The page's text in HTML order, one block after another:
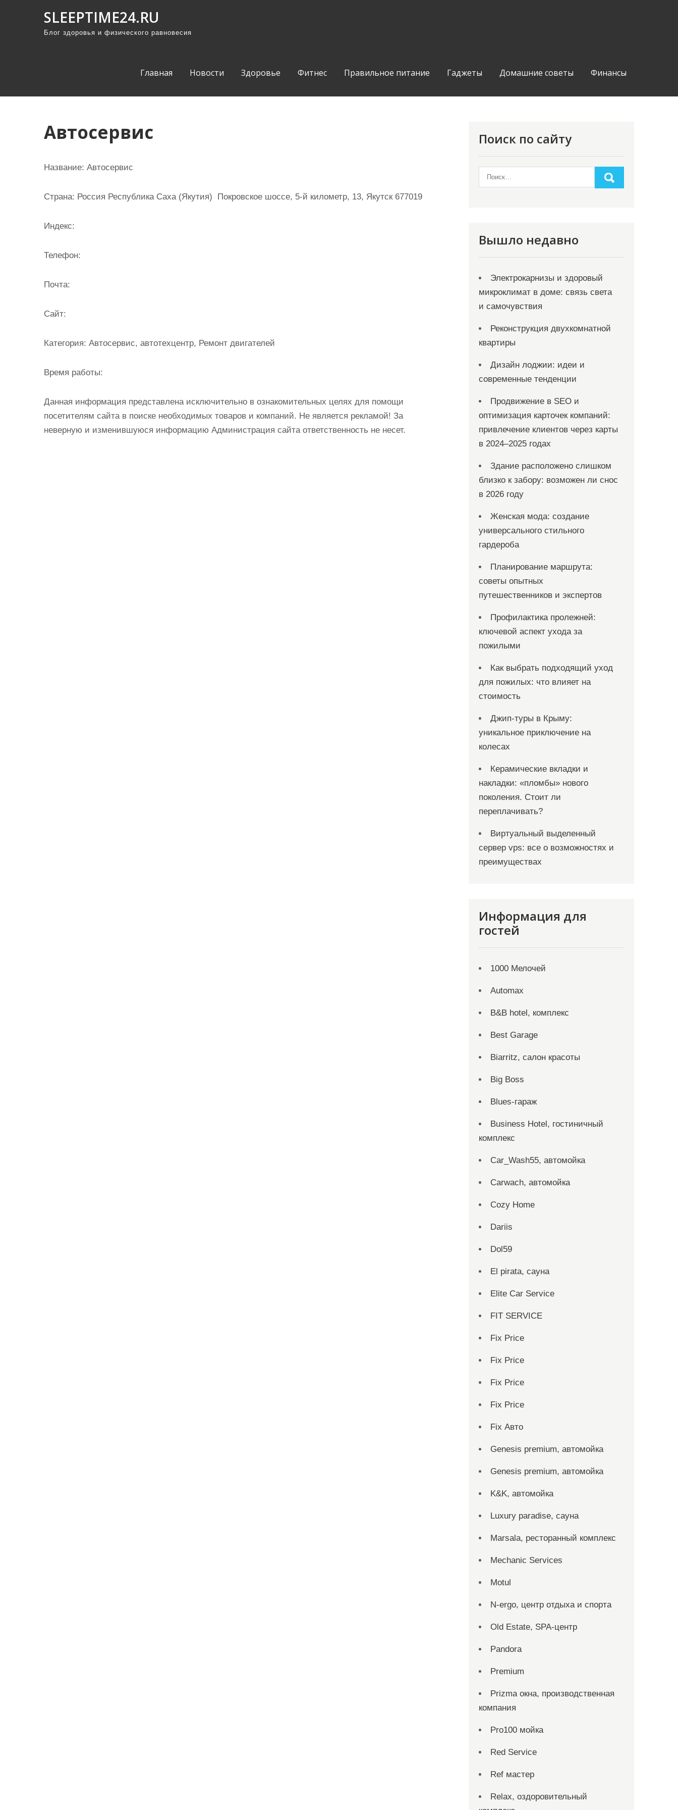
SLEEPTIME24.RU
Блог здоровья и физического равновесия
Главная Новости Здоровье Фитнес Правильное питание Гаджеты Домашние советы Финансы
Автосервис
Название: Автосервис
Страна: Россия Республика Саха (Якутия) Покровское шоссе, 5-й километр, 13, Якутск 677019
Индекс:
Телефон:
Почта:
Cайт:
Категория: Автосервис, автотехцентр, Ремонт двигателей
Время работы:
Данная информация представлена исключительно в ознакомительных целях для помощи
посетителям сайта в поиске необходимых товаров и компаний. Не является рекламой! За
неверную и изменившуюся информацию Администрация сайта ответственность не несет.
Поиск по сайту
Вышло недавно
Электрокарнизы и здоровый
микроклимат в доме: связь света
и самочувствия
Реконструкция двухкомнатной
квартиры
Дизайн лоджии: идеи и
современные тенденции
Продвижение в SEO и
оптимизация карточек компаний:
привлечение клиентов через карты
в 2024–2025 годах
Здание расположено слишком
близко к забору: возможен ли снос
в 2026 году
Женская мода: создание
универсального стильного
гардероба
Планирование маршрута:
советы опытных
путешественников и экспертов
Профилактика пролежней:
ключевой аспект ухода за
пожилыми
Как выбрать подходящий уход
для пожилых: что влияет на
стоимость
Джип-туры в Крыму:
уникальное приключение на
колесах
Керамические вкладки и
накладки: «пломбы» нового
поколения. Стоит ли
переплачивать?
Виртуальный выделенный
сервер vps: все о возможностях и
преимуществах
Информация для
гостей
1000 Мелочей
Automax
B&B hotel, комплекс
Best Garage
Biarritz, салон красоты
Big Boss
Blues-гараж
Business Hotel, гостиничный
комплекс
Car_Wash55, автомойка
Carwach, автомойка
Cozy Home
Dariis
Dol59
El pirata, сауна
Elite Car Service
FIT SERVICE
Fix Price
Fix Price
Fix Price
Fix Price
Fix Авто
Genesis premium, автомойка
Genesis premium, автомойка
K&K, автомойка
Luxury paradise, сауна
Marsala, ресторанный комплекс
Mechanic Services
Motul
N-ergo, центр отдыха и спорта
Old Estate, SPA-центр
Pandora
Premium
Prizma окна, производственная
компания
Pro100 мойка
Red Service
Ref мастер
Relax, оздоровительный